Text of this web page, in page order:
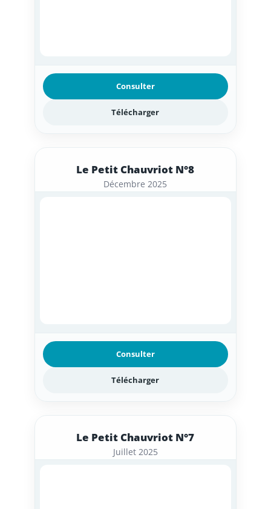
Consulter
Télécharger
Le Petit Chauvriot N°8
Décembre 2025
Consulter
Télécharger
Le Petit Chauvriot N°7
Juillet 2025